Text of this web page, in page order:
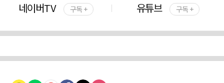
네이버TV 구독 + 유튜브 구독 +